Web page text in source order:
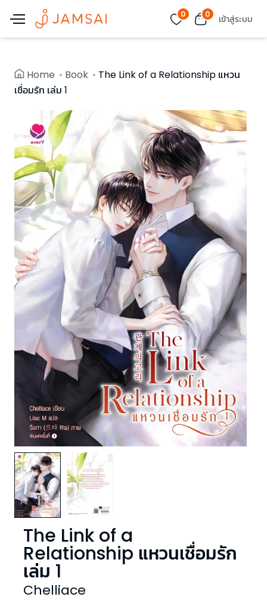
0 0 เข้าสู่ระบบ
Home Book
The Link of a Relationship แหวน
เชื่อมรัก เล่ม 1
The Link of a
Relationship แหวนเชื่อมรัก
เล่ม 1
Chelliace